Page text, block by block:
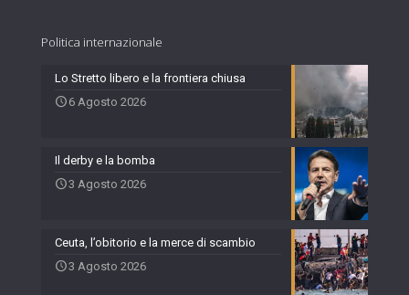
Politica internazionale
Lo Stretto libero e la frontiera chiusa
6 Agosto 2026
Il derby e la bomba
3 Agosto 2026
Ceuta, l’obitorio e la merce di scambio
3 Agosto 2026